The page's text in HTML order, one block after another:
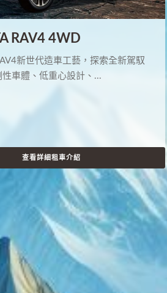
RAV4 4WD
新世代造車工藝，探索全新駕馭
車體、低重心設計、...
查看詳細租車介紹